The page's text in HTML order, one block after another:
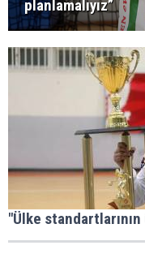
planlamalıyız”
"Ülke